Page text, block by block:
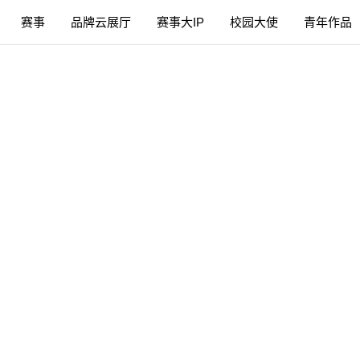
赛事 品牌云展厅 赛事大IP 校园大使 青年作品